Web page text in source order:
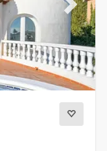
Next